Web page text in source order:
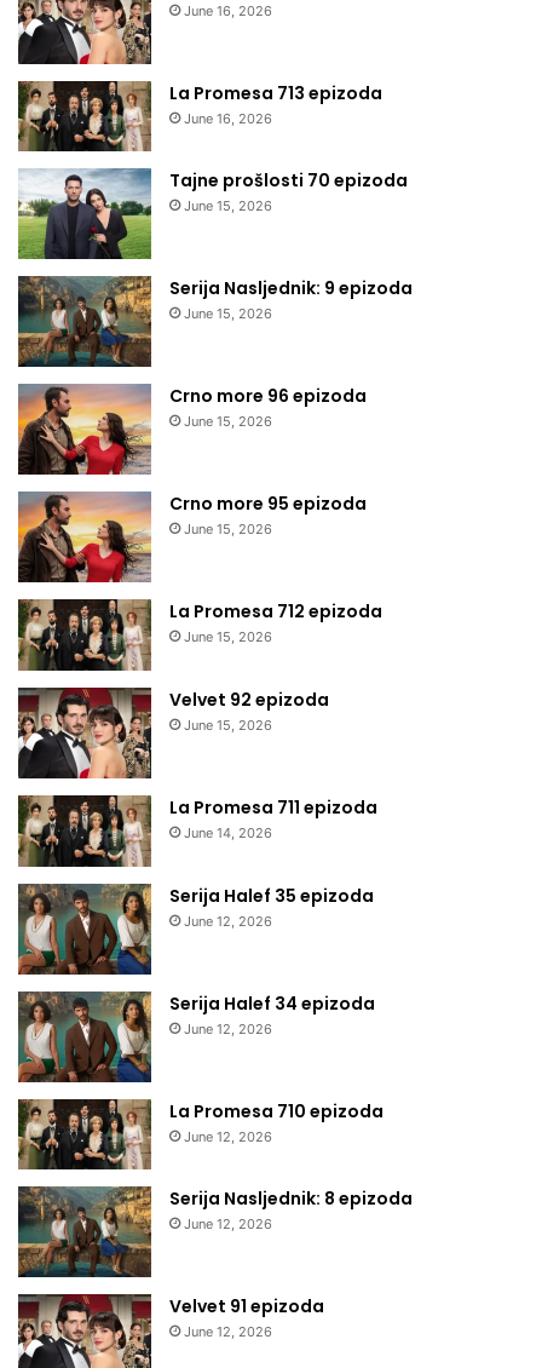
June 16, 2026
La Promesa 713 epizoda
June 16, 2026
Tajne prošlosti 70 epizoda
June 15, 2026
Serija Nasljednik: 9 epizoda
June 15, 2026
Crno more 96 epizoda
June 15, 2026
Crno more 95 epizoda
June 15, 2026
La Promesa 712 epizoda
June 15, 2026
Velvet 92 epizoda
June 15, 2026
La Promesa 711 epizoda
June 14, 2026
Serija Halef 35 epizoda
June 12, 2026
Serija Halef 34 epizoda
June 12, 2026
La Promesa 710 epizoda
June 12, 2026
Serija Nasljednik: 8 epizoda
June 12, 2026
Velvet 91 epizoda
June 12, 2026